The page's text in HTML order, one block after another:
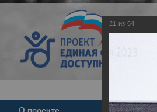
21 из 64